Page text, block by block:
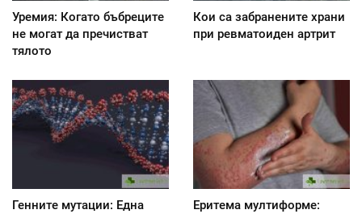
Уремия: Когато бъбреците
не могат да пречистват
тялото
Кои са забранените храни
при ревматоиден артрит
Генните мутации: Една
Еритема мултиформе: